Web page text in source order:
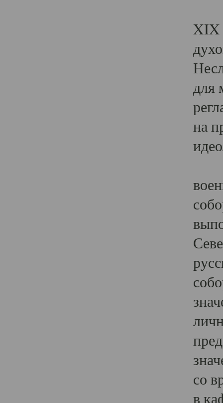
XIX
для
на
со
в